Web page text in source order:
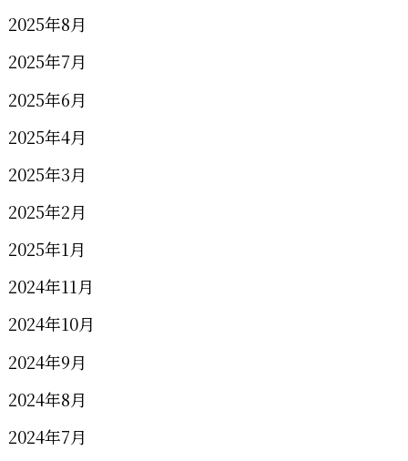
2025年8月
2025年7月
2025年6月
2025年4月
2025年3月
2025年2月
2025年1月
2024年11月
2024年10月
2024年9月
2024年8月
2024年7月